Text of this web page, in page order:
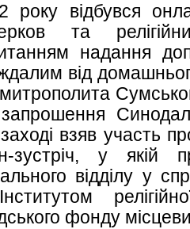
року відбувся
та
надання
від
взяв участь
зустріч, у якій
відділу у
фонду